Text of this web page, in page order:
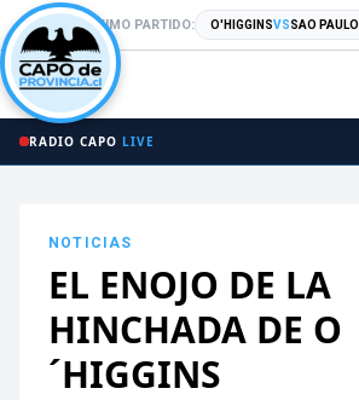
PRÓXIMO PARTIDO: O'HIGGINSVSSAO PAULO
RADIO CAPO LIVE
NOTICIAS
EL ENOJO DE LA
HINCHADA DE O
´HIGGINS